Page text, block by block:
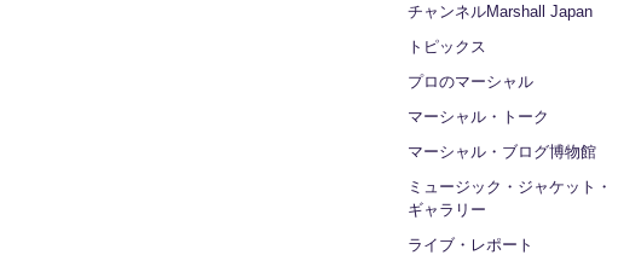
チャンネルMarshall Japan
トピックス
プロのマーシャル
マーシャル・トーク
マーシャル・ブログ博物館
ミュージック・ジャケット・
ギャラリー
ライブ・レポート